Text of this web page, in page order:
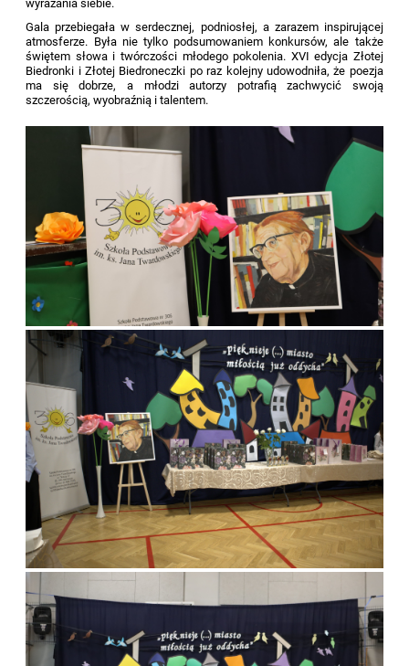
wyrażania siebie.
Gala przebiegała w serdecznej, podniosłej, a zarazem inspirującej
atmosferze. Była nie tylko podsumowaniem konkursów, ale także
świętem słowa i twórczości młodego pokolenia. XVI edycja Złotej
Biedronki i Złotej Biedroneczki po raz kolejny udowodniła, że poezja
ma się dobrze, a młodzi autorzy potrafią zachwycić swoją
szczerością, wyobraźnią i talentem.